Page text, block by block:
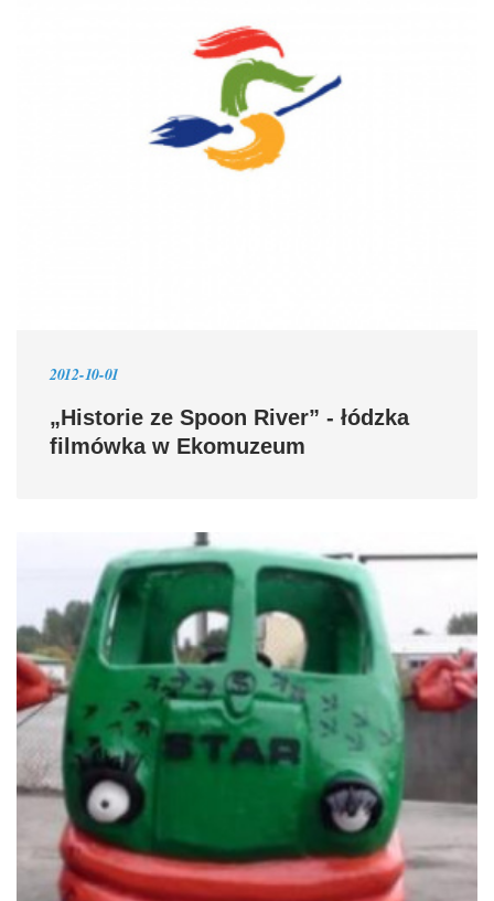
2012-10-01
„Historie ze Spoon River” - łódzka
filmówka w Ekomuzeum